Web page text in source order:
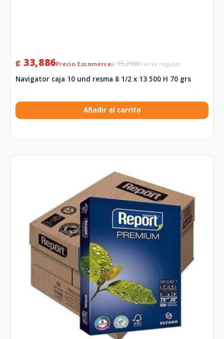
₡35,298
₡ 33,886
Navigator caja 10 und resma 8 1/2 x 13 500 H 70 grs
Añadir al carrito